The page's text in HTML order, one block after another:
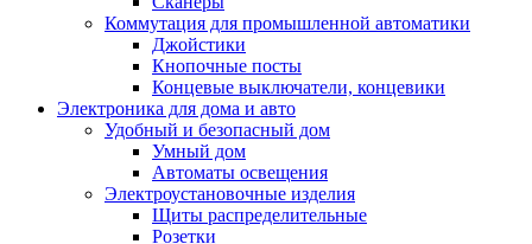
Коммутация для промышленной автоматики
Джойстики
Кнопочные посты
Концевые выключатели, концевики
Электроника для дома и авто
Удобный и безопасный дом
Умный дом
Автоматы освещения
Электроустановочные изделия
Щиты распределительные
Розетки